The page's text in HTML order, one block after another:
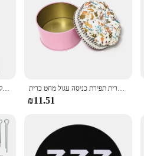
ויליאם וואלאס לב אמיץ גליטר חופש אמייל פין אמיץ לב רגע תג סקוטי עצמאות סיכת השראה מתנה סיכה מחט דלעת כרית תפירת כניסה עגול מחט כרית w/מחסן תיבת אחסון במקרה די מלאכה תפירה רקמה
₪11.51